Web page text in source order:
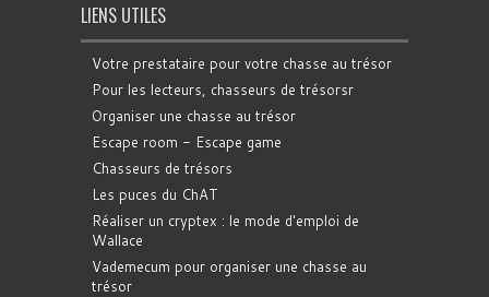
LIENS UTILES
Votre prestataire pour votre chasse au trésor
Pour les lecteurs, chasseurs de trésorsr
Organiser une chasse au trésor
Escape room - Escape game
Chasseurs de trésors
Les puces du ChAT
Réaliser un cryptex : le mode d'emploi de
Wallace
Vademecum pour organiser une chasse au
trésor